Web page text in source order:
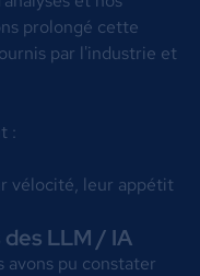
prolongé cette
par l'industrie et
:
vélocité, leur appétit
LLM / IA
pu constater